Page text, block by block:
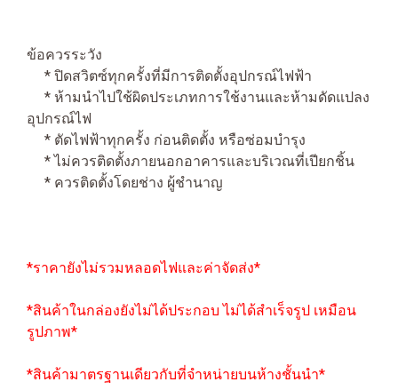
ข้อควรระวัง
* ปิดสวิตซ์ทุกครั้งที่มีการติดตั้งอุปกรณ์ไฟฟ้า
* ห้ามนำไปใช้ผิดประเภทการใช้งานและห้ามดัดแปลง
อุปกรณ์ไฟ
* ตัดไฟฟ้าทุกครั้ง ก่อนติดตั้ง หรือซ่อมบำรุง
* ไม่ควรติดตั้งภายนอกอาคารและบริเวณที่เปียกชิ้น
* ควรติดตั้งโดยช่าง ผู้ชำนาญ
*ราคายังไม่รวมหลอดไฟและค่าจัดส่ง*
*สินค้าในกล่องยังไม่ได้ประกอบ ไม่ได้สำเร็จรูป เหมือน
รูปภาพ*
*สินค้ามาตรฐานเดียวกับที่จำหน่ายบนห้างชั้นนำ*